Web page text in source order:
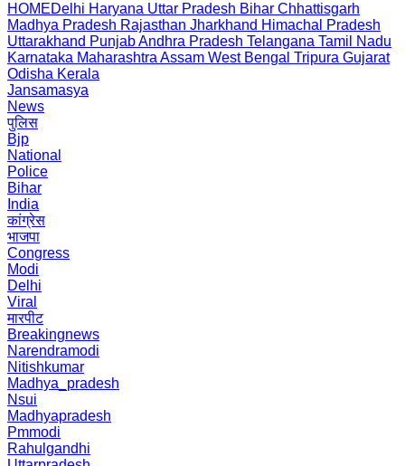
HOMEDelhi Haryana Uttar Pradesh Bihar Chhattisgarh
Madhya Pradesh Rajasthan Jharkhand Himachal Pradesh
Uttarakhand PunjabAndhra Pradesh Telangana Tamil Nadu
Karnataka Maharashtra Assam West Bengal Tripura Gujarat
Odisha Kerala
Jansamasya
News
पुलिस
Bjp
National
Police
Bihar
India
कांग्रेस
भाजपा
Congress
Modi
Delhi
Viral
मारपीट
Breakingnews
Narendramodi
Nitishkumar
Madhya_pradesh
Nsui
Madhyapradesh
Pmmodi
Rahulgandhi